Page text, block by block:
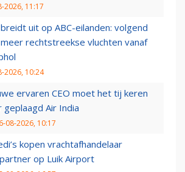
2026, 11:17
uit op ABC-eilanden: volgend
rechtstreekse vluchten vanaf
2026, 10:24
ervaren CEO moet het tij keren
geplaagd Air India
08-2026, 10:17
kopen vrachtafhandelaar
op Luik Airport